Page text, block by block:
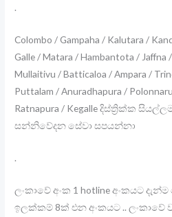
.
Colombo / Gampaha / Kalutara /
Galle / Matara / Hambantota / Jaffna
Mullaitivu / Batticaloa / Ampara /
Puttalam / Anuradhapura /
Ratnapura / Kegalle දිස්ත්‍රික්ක
සන්නිවේදන සේවා සපයන්නා
.
ලංකාවේ අංක 1 hotline අංකයට
ඉලක්කම් 8ක් එන අංකයට .. ලංකාවේ